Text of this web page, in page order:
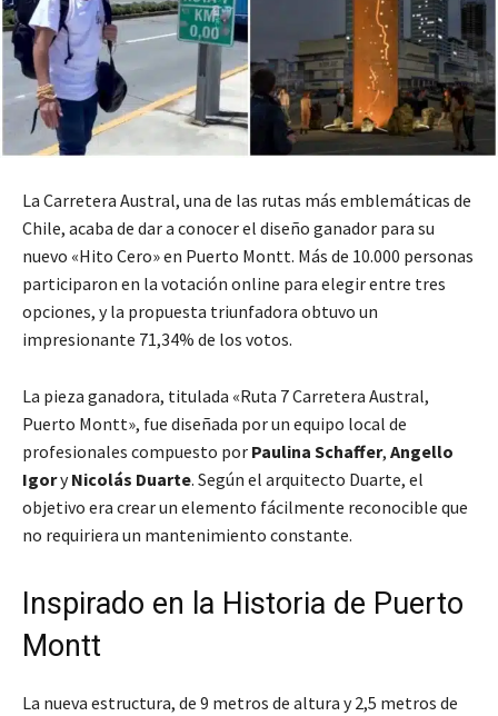
La Carretera Austral, una de las rutas más emblemáticas de
Chile, acaba de dar a conocer el diseño ganador para su
nuevo «Hito Cero» en Puerto Montt. Más de 10.000 personas
participaron en la votación online para elegir entre tres
opciones, y la propuesta triunfadora obtuvo un
impresionante 71,34% de los votos.
La pieza ganadora, titulada «Ruta 7 Carretera Austral,
Puerto Montt», fue diseñada por un equipo local de
profesionales compuesto por Paulina Schaffer, Angello
IgoryNicolás Duarte. Según el arquitecto Duarte, el
objetivo era crear un elemento fácilmente reconocible que
no requiriera un mantenimiento constante.
Inspirado en la Historia de Puerto
Montt
La nueva estructura, de 9 metros de altura y 2,5 metros de